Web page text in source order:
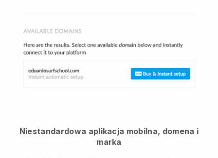
Niestandardowa aplikacja mobilna, domena i
marka